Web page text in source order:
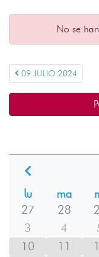
No se
09 JULIO 2024
lu
ma
27
28
3
4
10
11